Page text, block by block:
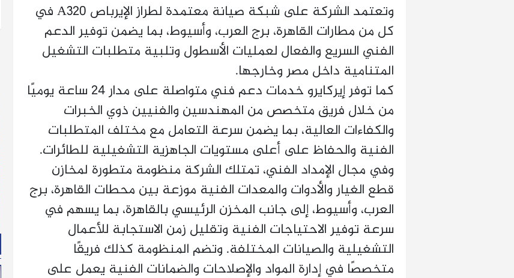
وتعتمد الشركة على شبكة صيانة معتمدة لطراز الإيرباص A320 في
كل من مطارات القاهرة، برج العرب، وأسيوط، بما يضمن توفير الدعم
الفني السريع والفعال لعمليات الأسطول وتلبية متطلبات التشغيل
المتنامية داخل مصر وخارجها.
كما توفر إيركايرو خدمات دعم فني متواصلة على مدار 24 ساعة يوميًا
من خلال فريق متخصص من المهندسين والفنيين ذوي الخبرات
والكفاءات العالية، بما يضمن سرعة التعامل مع مختلف المتطلبات
الفنية والحفاظ على أعلى مستويات الجاهزية التشغيلية للطائرات.
وفي مجال الإمداد الفني، تمتلك الشركة منظومة متطورة لمخازن
قطع الغيار والأدوات والمعدات الفنية موزعة بين محطات القاهرة، برج
العرب، وأسيوط، إلى جانب المخزن الرئيسي بالقاهرة، بما يسهم في
سرعة توفير الاحتياجات الفنية وتقليل زمن الاستجابة للأعمال
التشغيلية والصيانات المختلفة. وتضم المنظومة كذلك فريقًا
متخصصًا في إدارة المواد والإصلاحات والضمانات الفنية يعمل على